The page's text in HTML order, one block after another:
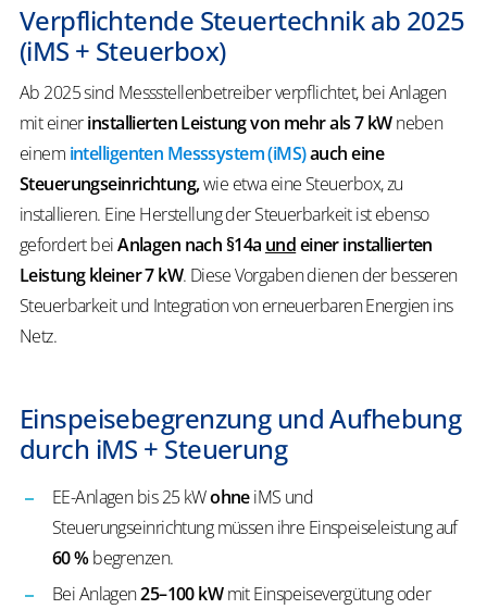
Verpflichtende Steuertechnik ab 2025
(iMS + Steuerbox)
Ab 2025 sind Messstellenbetreiber verpflichtet, bei Anlagen
mit einerinstallierten Leistung von mehr als 7 kWneben
einem intelligenten Messsystem (iMS)auch eine
Steuerungseinrichtung,wie etwa eine Steuerbox, zu
installieren. Eine Herstellung der Steuerbarkeit ist ebenso
gefordert beiAnlagen nach §14a undeiner installierten
Leistung kleiner 7 kW. Diese Vorgaben dienen der besseren
Steuerbarkeit und Integration von erneuerbaren Energien ins
Netz.
Einspeisebegrenzung und Aufhebung
durch iMS + Steuerung
EE-Anlagen bis 25 kWohneiMS und
Steuerungseinrichtung müssen ihre Einspeiseleistung auf
60 %begrenzen.
Bei Anlagen25–100 kWmit Einspeisevergütung oder